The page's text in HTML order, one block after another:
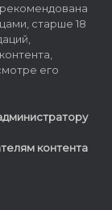
старше 18
его
контента